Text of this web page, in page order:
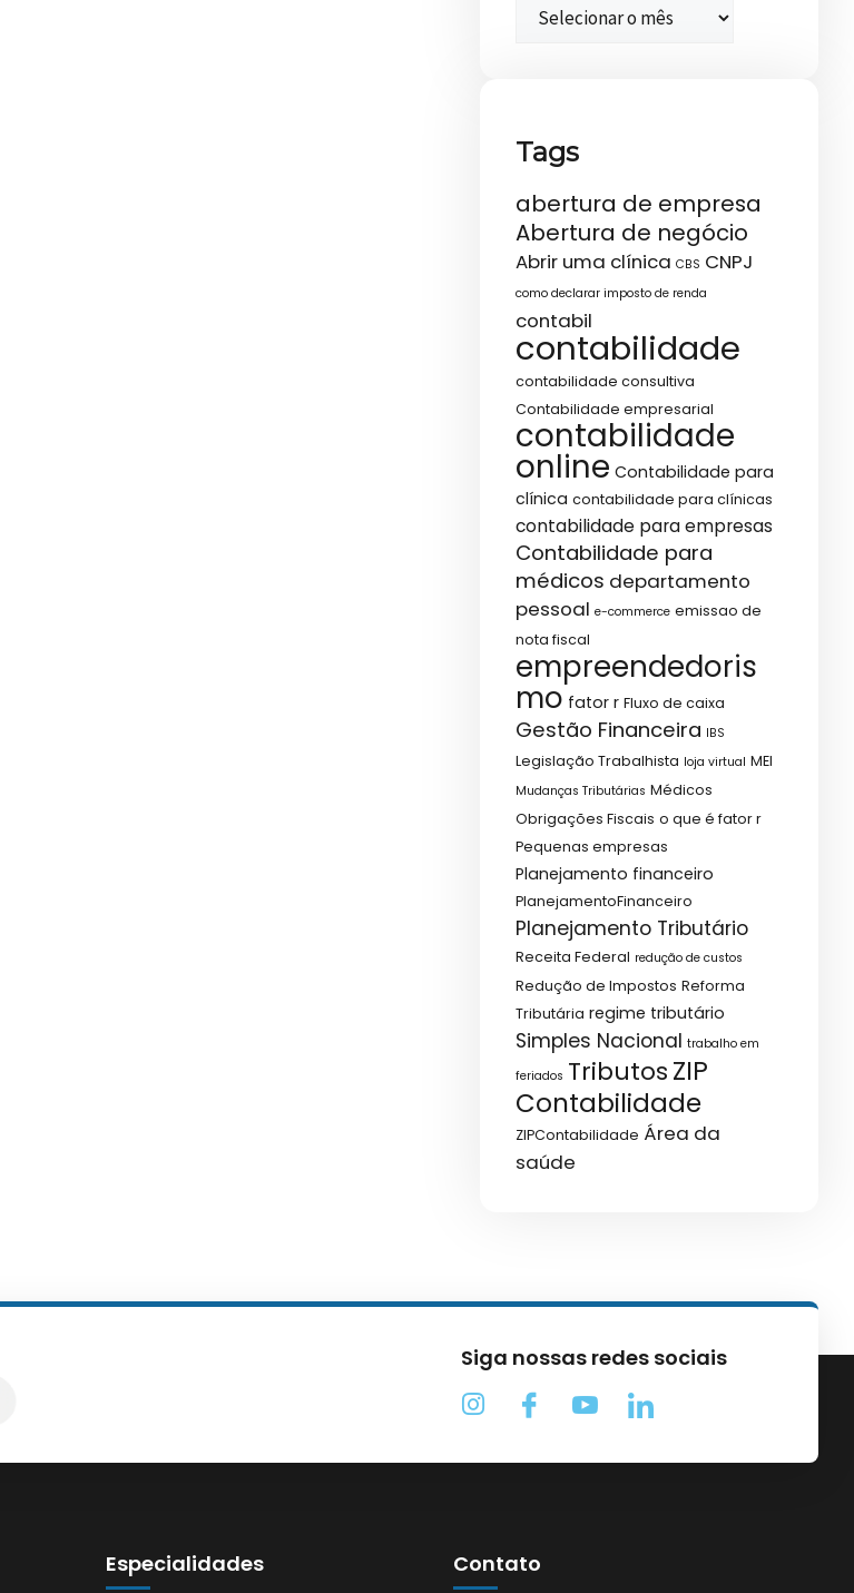
Tags
abertura de empresa
Abertura de negócio
Abrir uma clínica CBS CNPJ
como declarar imposto de renda
contabil
contabilidade
contabilidade consultiva
Contabilidade empresarial
contabilidade
online Contabilidade para
clínica contabilidade para clínicas
contabilidade para empresas
Contabilidade para
médicos departamento
pessoal e-commerce emissao de
nota fiscal
empreendedoris
mo fator r Fluxo de caixa
Gestão Financeira IBS
Legislação Trabalhista loja virtual MEI
Mudanças Tributárias Médicos
Obrigações Fiscais o que é fator r
Pequenas empresas
Planejamento financeiro
PlanejamentoFinanceiro
Planejamento Tributário
Receita Federal redução de custos
Redução de Impostos Reforma
Tributária regime tributário
Simples Nacional trabalho em
feriados TributosZIP
Contabilidade
ZIPContabilidade Área da
saúde
Siga nossas redes sociais
Especialidades Contato